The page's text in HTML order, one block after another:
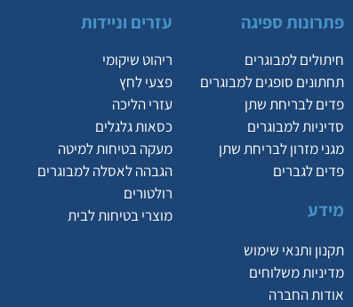
פתרונות ספיגה
חיתולים למבוגרים
תחתונים סופגים למבוגרים
פדים לבריחת שתן
סדיניות למבוגרים
מגני מזרון לבריחת שתן
פדים לגברים
מידע
תקנון ותנאי שימוש
מדיניות משלוחים
אודות החברה
עזרים וניידות
ריהוט שיקומי
פצעי לחץ
עזרי הליכה
כסאות גלגלים
מעקה בטיחות למיטה
הגבהה לאסלה למבוגרים
רולטורים
מוצרי בטיחות לבית